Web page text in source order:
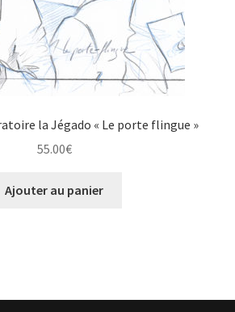
la Jégado « Le porte flingue »
55.00€
Ajouter au panier